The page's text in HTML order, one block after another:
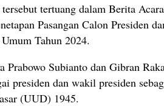
tersebut tertuang dalam Berita
Pasangan Calon Presiden
Tahun 2024.
Prabowo Subianto dan Gibran
presiden dan wakil presiden
(UUD) 1945.